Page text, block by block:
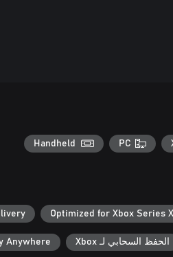
PC
Handheld
Optimized for Xbox Series
الحفظ السحابي لـ Xbox Anywhere